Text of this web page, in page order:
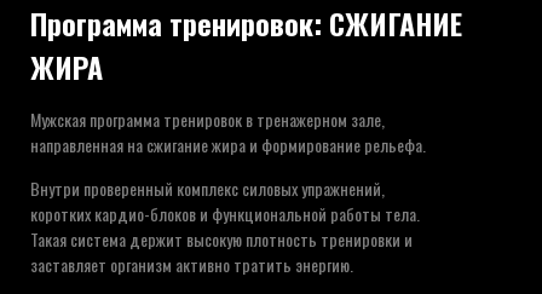
Программа тренировок: СЖИГАНИЕ
ЖИРА
Мужская программа тренировок в тренажерном зале,
направленная на сжигание жира и формирование рельефа.
Внутри проверенный комплекс силовых упражнений,
коротких кардио-блоков и функциональной работы тела.
Такая система держит высокую плотность тренировки и
заставляет организм активно тратить энергию.